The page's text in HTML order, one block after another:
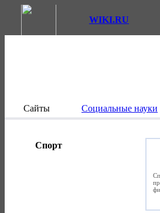
WIKI.RU
Сайты Социальные науки
Спорт